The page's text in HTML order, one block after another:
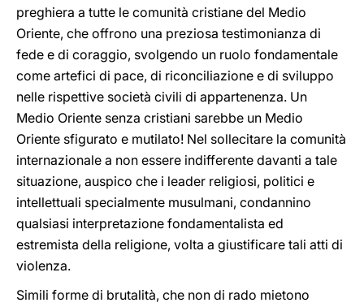
preghiera a tutte le comunità cristiane del Medio
Oriente, che offrono una preziosa testimonianza di
fede e di coraggio, svolgendo un ruolo fondamentale
come artefici di pace, di riconciliazione e di sviluppo
nelle rispettive società civili di appartenenza. Un
Medio Oriente senza cristiani sarebbe un Medio
Oriente sfigurato e mutilato! Nel sollecitare la comunità
internazionale a non essere indifferente davanti a tale
situazione, auspico che i leader religiosi, politici e
intellettuali specialmente musulmani, condannino
qualsiasi interpretazione fondamentalista ed
estremista della religione, volta a giustificare tali atti di
violenza.
Simili forme di brutalità, che non di rado mietono